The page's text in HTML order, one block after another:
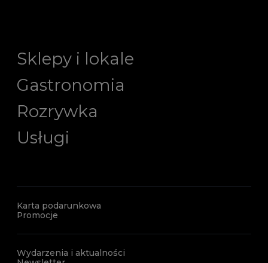
Sklepy i lokale
Gastronomia
Rozrywka
Usługi
Karta podarunkowa
Promocje
Wydarzenia i aktualności